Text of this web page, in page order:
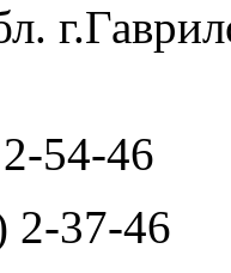
54-46
2-37-46